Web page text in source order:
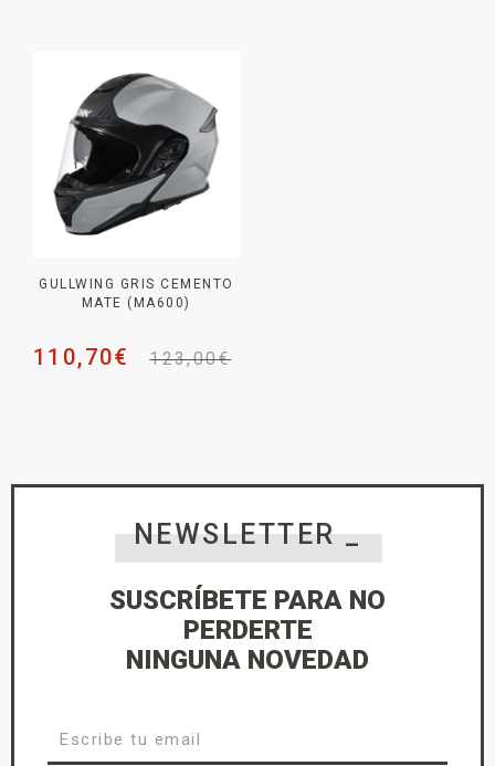
GULLWING GRIS CEMENTO
MATE (MA600)
123,00€
110,70€
NEWSLETTER _
SUSCRÍBETE PARA NO
PERDERTE
NINGUNA NOVEDAD